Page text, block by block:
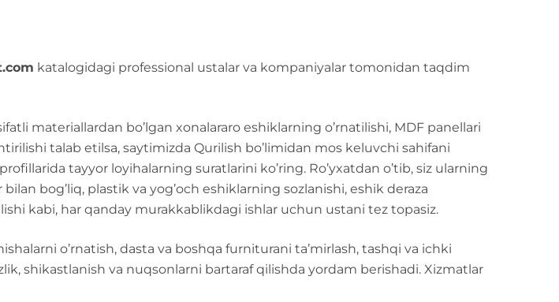
katalogidagi professional ustalar va kompaniyalar tomonidan taqdim
materiallardan bo’lgan xonalararo eshiklarning o’rnatilishi, MDF panellari
talab etilsa, saytimizda Qurilish bo’limidan mos keluvchi sahifani
tayyor loyihalarning suratlarini ko’ring. Ro’yxatdan o’tib, siz ularning
bog’liq, plastik va yog’och eshiklarning sozlanishi, eshik deraza
kabi, har qanday murakkablikdagi ishlar uchun ustani tez topasiz.
o’rnatish, dasta va boshqa furniturani ta’mirlash, tashqi va ichki
shikastlanish va nuqsonlarni bartaraf qilishda yordam berishadi. Xizmatlar